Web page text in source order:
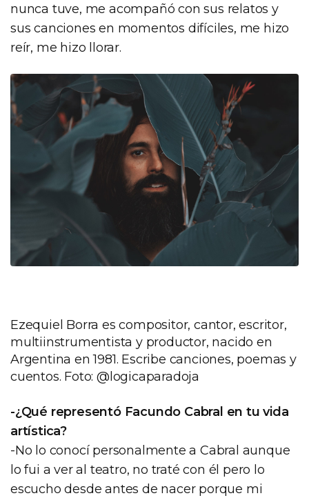
nunca tuve, me acompañó con sus relatos y
sus canciones en momentos difíciles, me hizo
reír, me hizo llorar.
Ezequiel Borra es compositor, cantor, escritor,
multiinstrumentista y productor, nacido en
Argentina en 1981. Escribe canciones, poemas y
cuentos. Foto: @logicaparadoja
-¿Qué representó Facundo Cabral en tu vida
artística?
-No lo conocí personalmente a Cabral aunque
lo fui a ver al teatro, no traté con él pero lo
escucho desde antes de nacer porque mi